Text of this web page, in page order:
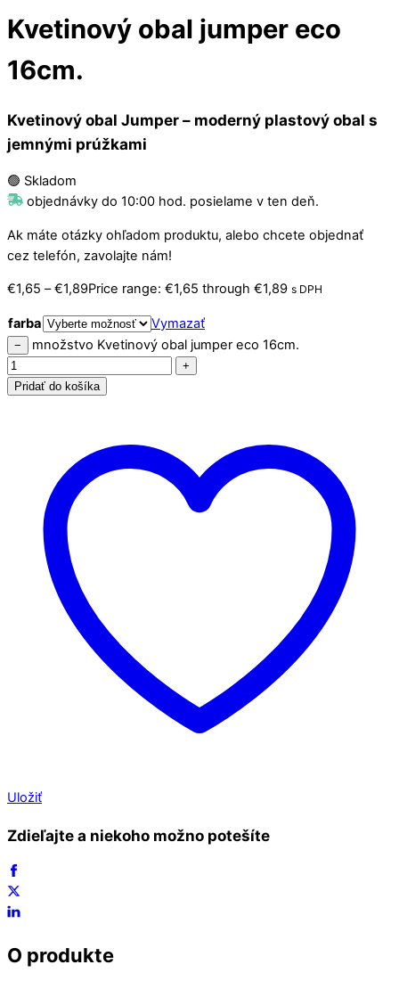
Kvetinový obal jumper eco
16cm.
Kvetinový obal Jumper– moderný plastový obal s
jemnými prúžkami
🟢 Skladom
objednávky do 10:00 hod. posielame v ten deň.
Ak máte otázky ohľadom produktu, alebo chcete objednať
cez telefón, zavolajte nám!
€1,65 – €1,89Price range: €1,65 through €1,89 s DPH
farba Vymazať
− množstvo Kvetinový obal jumper eco 16cm.
+
Pridať do košíka
Uložiť
Zdieľajte a niekoho možno potešíte
O produkte